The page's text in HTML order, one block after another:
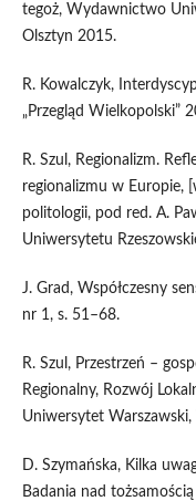
tegoż, Wydawnictwo
Olsztyn 2015.
R. Kowalczyk,
„Przegląd Wielkopolski”
R. Szul, Regionalizm.
regionalizmu w Europie,
politologii, pod red. A.
Uniwersytetu
J. Grad, Współczesny
nr 1, s. 51–68.
R. Szul, Przestrzeń –
Regionalny, Rozwój
Uniwersytet
D. Szymańska, Kilka
Badania nad